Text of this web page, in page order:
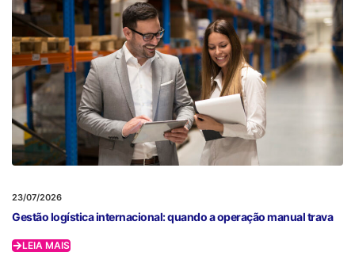
23/07/2026
Gestão logística internacional: quando a operação manual trava
LEIA MAIS